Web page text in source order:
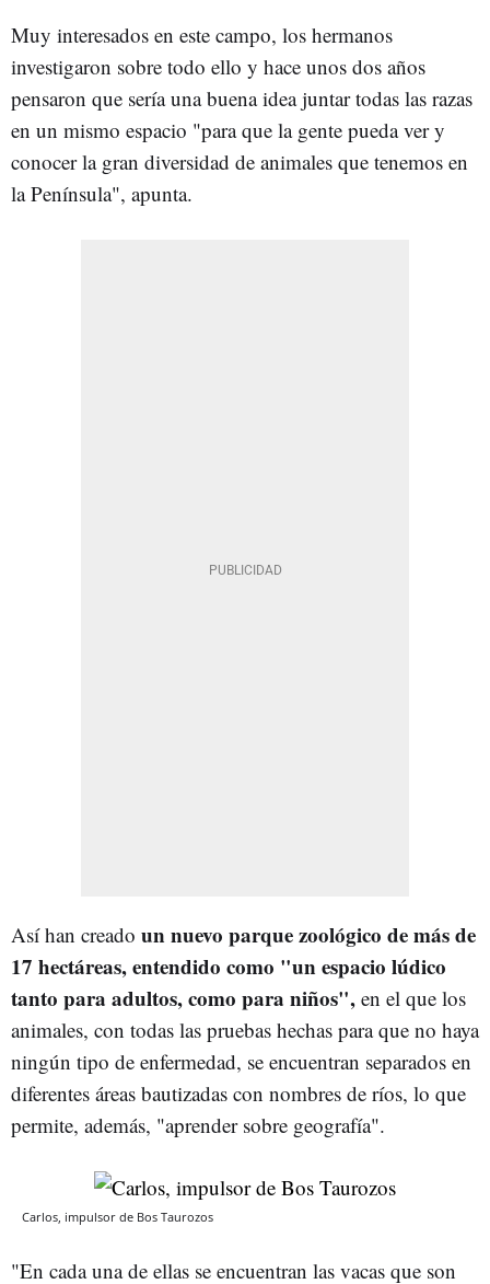
Muy interesados en este campo, los hermanos
investigaron sobre todo ello y hace unos dos años
pensaron que sería una buena idea juntar todas las razas
en un mismo espacio "para que la gente pueda ver y
conocer la gran diversidad de animales que tenemos en
la Península", apunta.
Así han creado un nuevo parque zoológico de más de
17 hectáreas, entendido como "un espacio lúdico
tanto para adultos, como para niños", en el que los
animales, con todas las pruebas hechas para que no haya
ningún tipo de enfermedad, se encuentran separados en
diferentes áreas bautizadas con nombres de ríos, lo que
permite, además, "aprender sobre geografía".
Carlos, impulsor de Bos Taurozos
"En cada una de ellas se encuentran las vacas que son